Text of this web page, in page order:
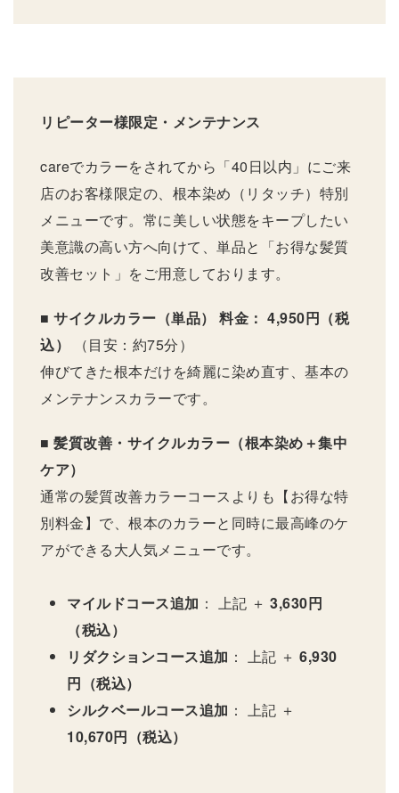
リピーター様限定・メンテナンス
careでカラーをされてから「40日以内」にご来
店のお客様限定の、根本染め（リタッチ）特別
メニューです。常に美しい状態をキープしたい
美意識の高い方へ向けて、単品と「お得な髪質
改善セット」をご用意しております。
■ サイクルカラー（単品）
料金： 4,950円（税
込）
（目安：約75分）
伸びてきた根本だけを綺麗に染め直す、基本の
メンテナンスカラーです。
■ 髪質改善・サイクルカラー（根本染め＋集中
ケア）
通常の髪質改善カラーコースよりも【お得な特
別料金】で、根本のカラーと同時に最高峰のケ
アができる大人気メニューです。
マイルドコース追加 ： 上記 ＋ 3,630円
（税込）
リダクションコース追加 ： 上記 ＋ 6,930
円（税込）
シルクベールコース追加 ： 上記 ＋
10,670円（税込）